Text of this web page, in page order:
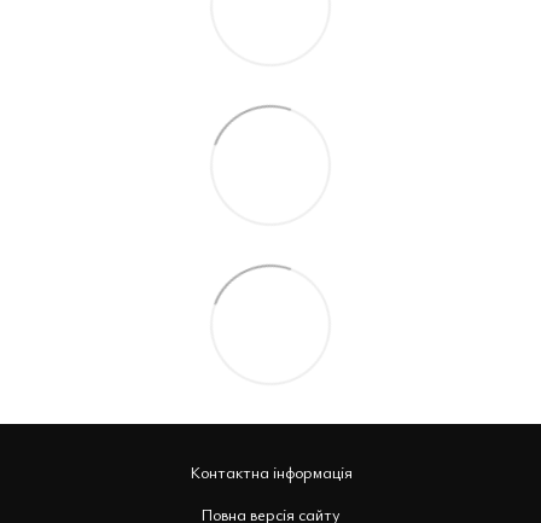
Контактна інформація
Повна версія сайту